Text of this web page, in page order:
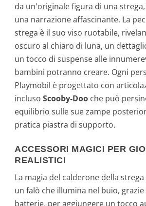
da un'originale figura di una
una narrazione affascinante. La
strega è il suo viso ruotabile,
oscuro al chiaro di luna, un
un tocco di suspense alle
bambini potranno creare. Ogni
Playmobil è progettato con
incluso Scooby-Doo che può
equilibrio sulle sue zampe
pratica piastra di supporto.
ACCESSORI MAGICI PER
REALISTICI
La magia del calderone della
un falò che illumina nel buio,
batterie, per aggiungere un tocco